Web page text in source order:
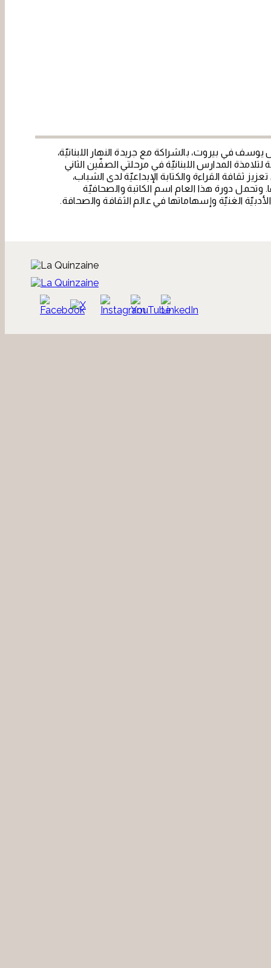
في بيروت، بالشراكة مع جريدة النهار اللبنانيّة،
المدارس اللبنانيّة في مرحلتي الصفّين الثاني
ثقافة القراءة والكتابة الإبداعيّة لدى الشباب،
وتحمل دورة هذا العام اسم الكاتبة والصحافيّة
الغنيّة وإسهاماتها في عالم الثقافة والصحافة.